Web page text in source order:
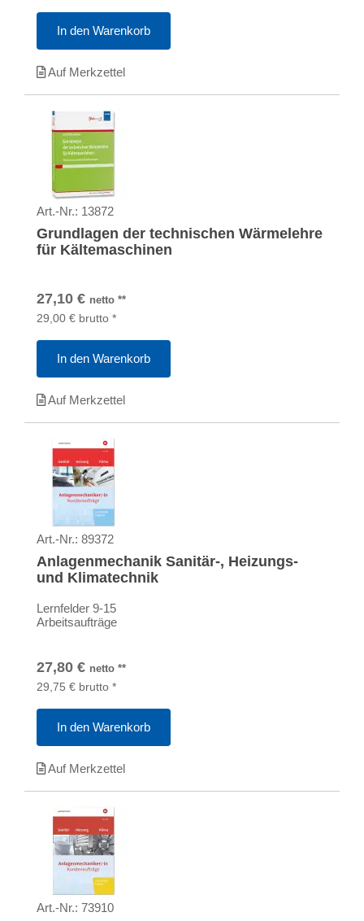
In den Warenkorb
Auf Merkzettel
Art.-Nr.: 13872
Grundlagen der technischen Wärmelehre
für Kältemaschinen
27,10 € netto **
29,00 € brutto *
In den Warenkorb
Auf Merkzettel
Art.-Nr.: 89372
Anlagenmechanik Sanitär-, Heizungs-
und Klimatechnik
Lernfelder 9-15
Arbeitsaufträge
27,80 € netto **
29,75 € brutto *
In den Warenkorb
Auf Merkzettel
Art.-Nr.: 73910